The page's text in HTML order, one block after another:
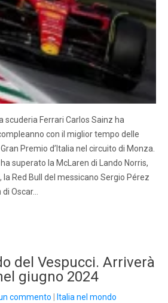
scuderia Ferrari Carlos Sainz ha
con il miglior tempo delle
Premio d’Italia nel circuito di Monza.
ha superato la McLaren di Lando Norris,
Red Bull del messicano Sergio Pérez
Oscar…
del Vespucci. Arriverà
giugno 2024
commento Italia nel mondo